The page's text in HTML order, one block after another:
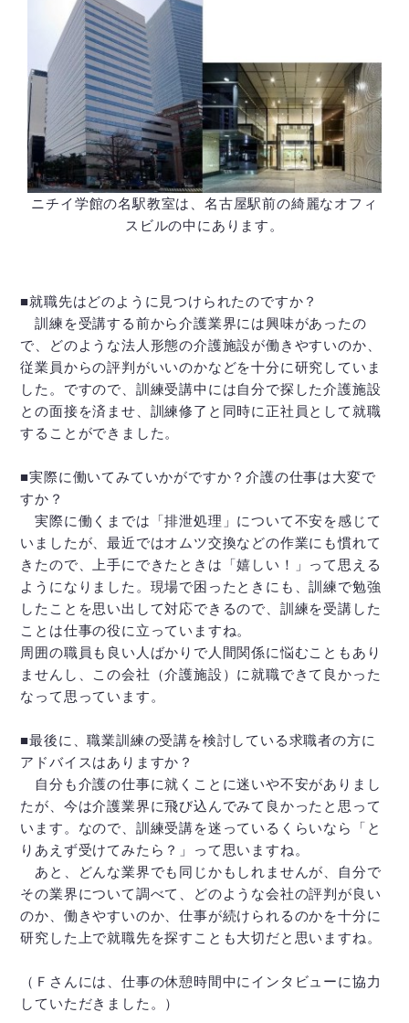
ニチイ学館の名駅教室は、名古屋駅前の綺麗なオフィ
スビルの中にあります。
■就職先はどのように見つけられたのですか？
訓練を受講する前から介護業界には興味があったの
で、どのような法人形態の介護施設が働きやすいのか、
従業員からの評判がいいのかなどを十分に研究していま
した。ですので、訓練受講中には自分で探した介護施設
との面接を済ませ、訓練修了と同時に正社員として就職
することができました。
■実際に働いてみていかがですか？介護の仕事は大変で
すか？
実際に働くまでは「排泄処理」について不安を感じて
いましたが、最近ではオムツ交換などの作業にも慣れて
きたので、上手にできたときは「嬉しい！」って思える
ようになりました。現場で困ったときにも、訓練で勉強
したことを思い出して対応できるので、訓練を受講した
ことは仕事の役に立っていますね。
周囲の職員も良い人ばかりで人間関係に悩むこともあり
ませんし、この会社（介護施設）に就職できて良かった
なって思っています。
■最後に、職業訓練の受講を検討している求職者の方に
アドバイスはありますか？
自分も介護の仕事に就くことに迷いや不安がありまし
たが、今は介護業界に飛び込んでみて良かったと思って
います。なので、訓練受講を迷っているくらいなら「と
りあえず受けてみたら？」って思いますね。
あと、どんな業界でも同じかもしれませんが、自分で
その業界について調べて、どのような会社の評判が良い
のか、働きやすいのか、仕事が続けられるのかを十分に
研究した上で就職先を探すことも大切だと思いますね。
（Ｆさんには、仕事の休憩時間中にインタビューに協力
していただきました。）